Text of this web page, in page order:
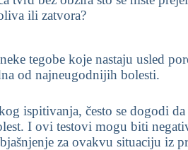
ili zatvora?
tegobe koje nastaju usled
od najneugodnijih bolesti.
ispitivanja, često se dogodi
I ovi testovi mogu biti
za ovakvu situaciju iz